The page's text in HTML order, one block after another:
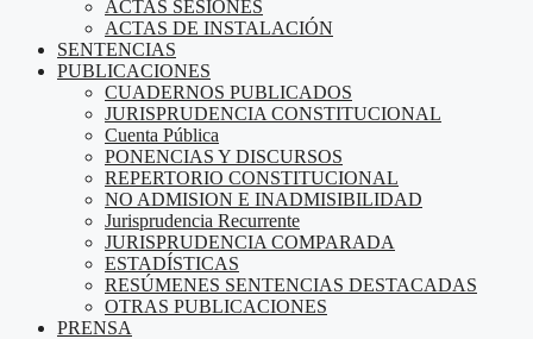
ACTAS SESIONES
ACTAS DE INSTALACIÓN
SENTENCIAS
PUBLICACIONES
CUADERNOS PUBLICADOS
JURISPRUDENCIA CONSTITUCIONAL
Cuenta Pública
PONENCIAS Y DISCURSOS
REPERTORIO CONSTITUCIONAL
NO ADMISION E INADMISIBILIDAD
Jurisprudencia Recurrente
JURISPRUDENCIA COMPARADA
ESTADÍSTICAS
RESÚMENES SENTENCIAS DESTACADAS
OTRAS PUBLICACIONES
PRENSA